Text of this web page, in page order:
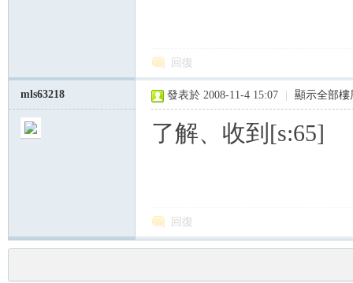
回復
mls63218 發表於 2008-11-4 15:07 顯示全部樓
了解、收到[s:65]
回復